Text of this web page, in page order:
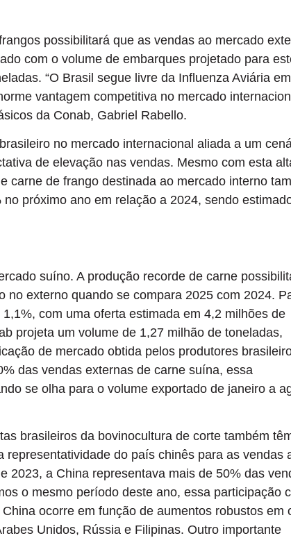
possibilitará que as vendas ao mercado
com o volume de embarques projetado para
“O Brasil segue livre da Influenza Aviária em
vantagem competitiva no mercado
da Conab, Gabriel Rabello.
no mercado internacional aliada a um
de elevação nas vendas. Mesmo com esta
carne de frango destinada ao mercado interno
próximo ano em relação a 2024, sendo
suíno. A produção recorde de carne
no externo quando se compara 2025 com 2024.
com uma oferta estimada em 4,2 milhões de
projeta um volume de 1,27 milhão de toneladas,
de mercado obtida pelos produtores
das vendas externas de carne suína, essa
se olha para o volume exportado de janeiro a
brasileiros da bovinocultura de corte também
do país chinês para as vendas
2023, a China representava mais de 50% das
o mesmo período deste ano, essa participação
ocorre em função de aumentos robustos em
Unidos, Rússia e Filipinas. Outro importante